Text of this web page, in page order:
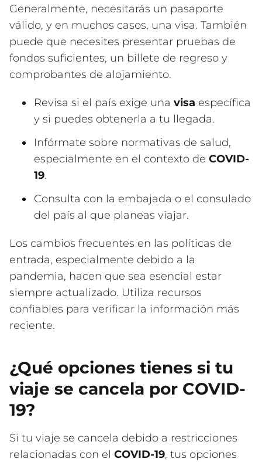
Generalmente, necesitarás un pasaporte
válido, y en muchos casos, una visa. También
puede que necesites presentar pruebas de
fondos suficientes, un billete de regreso y
comprobantes de alojamiento.
Revisa si el país exige una visa específica
y si puedes obtenerla a tu llegada.
Infórmate sobre normativas de salud,
especialmente en el contexto de COVID-
19.
Consulta con la embajada o el consulado
del país al que planeas viajar.
Los cambios frecuentes en las políticas de
entrada, especialmente debido a la
pandemia, hacen que sea esencial estar
siempre actualizado. Utiliza recursos
confiables para verificar la información más
reciente.
¿Qué opciones tienes si tu
viaje se cancela por COVID-
19?
Si tu viaje se cancela debido a restricciones
relacionadas con el COVID-19, tus opciones